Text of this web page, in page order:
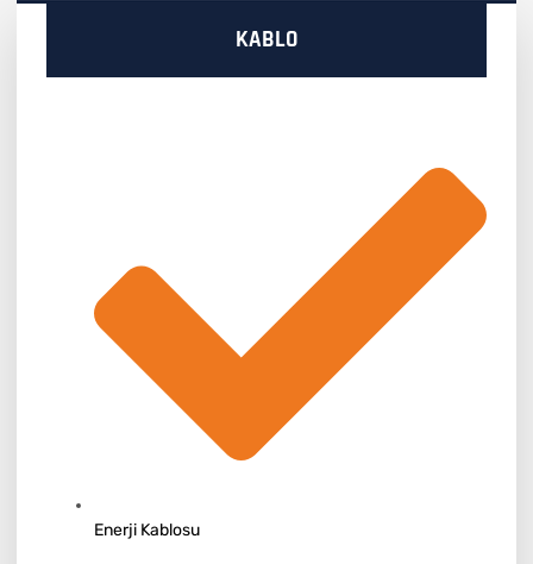
KABLO
Enerji Kablosu